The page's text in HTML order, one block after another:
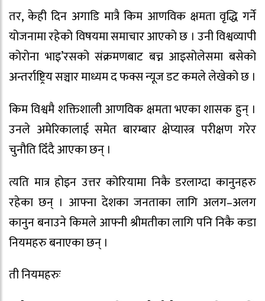
तर, केही दिन अगाडि मात्रै किम आणविक क्षमता वृद्धि गर्ने
योजनामा रहेको विषयमा समाचार आएको छ । उनी विश्वव्यापी
कोरोना भाइ’रसको संक्रमणबाट बच्न आइसोलेसमा बसेको
अन्तर्राष्ट्रिय सञ्चार माध्यम द फक्स न्यूज डट कमले लेखेको छ ।
किम विश्वमै शक्तिशाली आणविक क्षमता भएका शासक हुन् ।
उनले अमेरिकालाई समेत बारम्बार क्षेप्यास्त्र परीक्षण गरेर
चुनौति दिँदै आएका छन् ।
त्यति मात्र होइन उत्तर कोरियामा निकै डरलाग्दा कानुनहरु
रहेका छन् । आफ्ना देशका जनताका लागि अलग–अलग
कानुन बनाउने किमले आफ्नी श्रीमतीका लागि पनि निकै कडा
नियमहरु बनाएका छन् ।
ती नियमहरुः